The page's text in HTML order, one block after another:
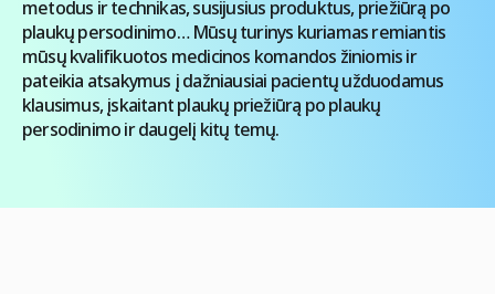
metodus ir technikas, susijusius produktus, priežiūrą po
plaukų persodinimo… Mūsų turinys kuriamas remiantis
mūsų kvalifikuotos medicinos komandos žiniomis ir
pateikia atsakymus į dažniausiai pacientų užduodamus
klausimus, įskaitant plaukų priežiūrą po plaukų
persodinimo ir daugelį kitų temų.